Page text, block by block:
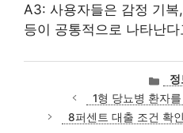
A3: 사용자들은 감정 기
등이 공통적으로 나타난
카
테
고
리
정
1형 당뇨병 환자
8퍼센트 대출 조건 확